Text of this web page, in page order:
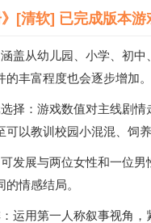
》[清软] 已完成版本游
盖从幼儿园、小学、初
丰富程度也会逐步增加。
择：游戏数值对主线剧
以教训校园小混混、饲
发展与两位女性和一位
情感结局。
运用第一人称叙事视角